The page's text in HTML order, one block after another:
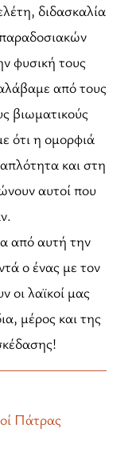
διδασκαλία
φυσική τους
από τους
βιωματικούς
ότι η ομορφιά
και στη
αυτοί που
από αυτή την
ο ένας με τον
οι λαϊκοί μας
μέρος και της
Πάτρας